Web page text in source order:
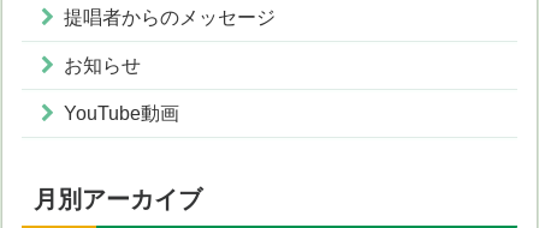
提唱者からのメッセージ
お知らせ
YouTube動画
月別アーカイブ